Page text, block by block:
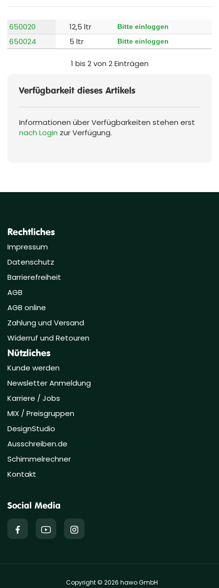
Verfügbarkeit dieses Artikels
Informationen über Verfügbarkeiten stehen erst
nach Login zur Verfügung.
650020 12,5 ltr Bitte einloggen
650024 5 ltr Bitte einloggen
1 bis 2 von 2 Einträgen
Rechtliches
Impressum
Datenschutz
Barrierefreiheit
AGB
AGB online
Zahlung und Versand
Widerruf und Retouren
Nützliches
Kunde werden
Newsletter Anmeldung
Karriere / Jobs
MIX / Preisgruppen
DesignStudio
Ausschreiben.de
Schimmelrechner
Kontakt
Social Media
Copyright © 2026 hawo GmbH